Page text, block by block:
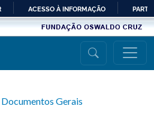
PARA
ACESSO À INFORMAÇÃO
Documentos Gerais